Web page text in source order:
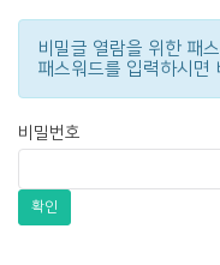
비밀글 열람을 위한 패
패스워드를 입력하시면
비밀번호
확인